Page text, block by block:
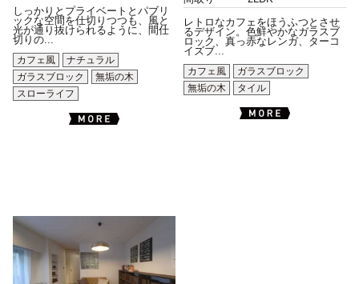
しっかりとプライベートとパブリ
ックな空間を仕切りつつも、風と
光が通り抜けられるように、間仕
切りの...
カフェ風
ナチュラル
ガラスブロック
無垢の木
スローライフ
レトロなカフェをほうふつとさせ
るデザイン。色鮮やかなガラスブ
ロック、真っ赤なレンガ、ターコ
イズブ...
カフェ風
ガラスブロック
無垢の木
タイル